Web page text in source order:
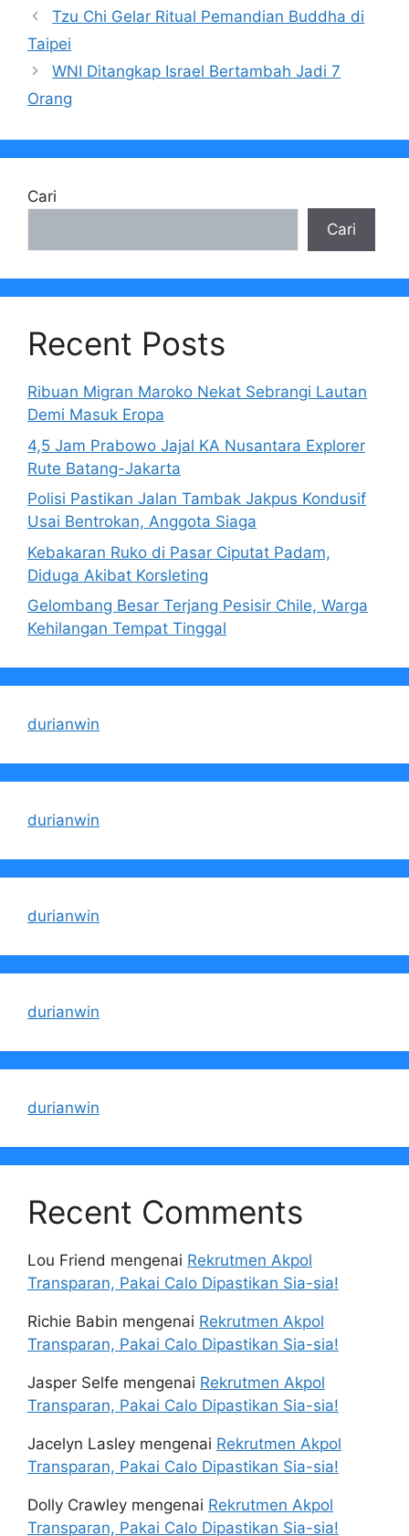
Tzu Chi Gelar Ritual Pemandian Buddha di
Taipei
WNI Ditangkap Israel Bertambah Jadi 7
Orang
Cari
Cari
Recent Posts
Ribuan Migran Maroko Nekat Sebrangi Lautan
Demi Masuk Eropa
4,5 Jam Prabowo Jajal KA Nusantara Explorer
Rute Batang-Jakarta
Polisi Pastikan Jalan Tambak Jakpus Kondusif
Usai Bentrokan, Anggota Siaga
Kebakaran Ruko di Pasar Ciputat Padam,
Diduga Akibat Korsleting
Gelombang Besar Terjang Pesisir Chile, Warga
Kehilangan Tempat Tinggal
durianwin
durianwin
durianwin
durianwin
durianwin
Recent Comments
Lou Friend mengenai Rekrutmen Akpol
Transparan, Pakai Calo Dipastikan Sia-sia!
Richie Babin mengenai Rekrutmen Akpol
Transparan, Pakai Calo Dipastikan Sia-sia!
Jasper Selfe mengenai Rekrutmen Akpol
Transparan, Pakai Calo Dipastikan Sia-sia!
Jacelyn Lasley mengenai Rekrutmen Akpol
Transparan, Pakai Calo Dipastikan Sia-sia!
Dolly Crawley mengenai Rekrutmen Akpol
Transparan, Pakai Calo Dipastikan Sia-sia!